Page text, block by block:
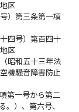
区
）第三条第一項
四号）第百四十
区
（昭和五十三年法
機騒音障害防止
第一号から第二
。）、第六号、